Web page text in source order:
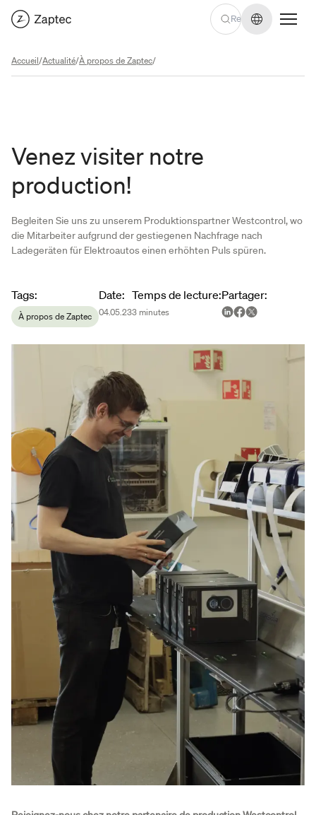
Changer
Accueil/Actualité/À propos de Zaptec/
Venez visiter notre
production!
Begleiten Sie uns zu unserem Produktionspartner Westcontrol, wo
die Mitarbeiter aufgrund der gestiegenen Nachfrage nach
Ladegeräten für Elektroautos einen erhöhten Puls spüren.
Article metadata
Tags:
À propos de Zaptec
Date:
04.05.23
Temps de lecture:
3 minutes
Partager: